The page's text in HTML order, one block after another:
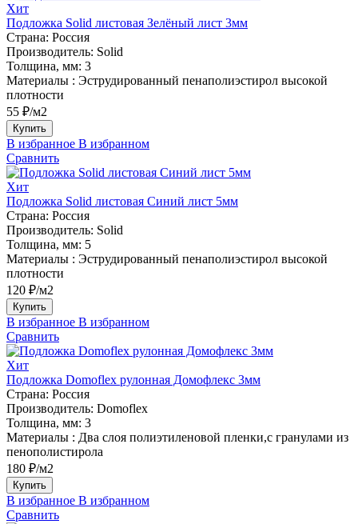
Хит
Подложка Solid листовая Зелёный лист 3мм
Страна: Россия
Производитель: Solid
Толщина, мм: 3
Материалы : Эструдированный пенаполиэстирол высокой
плотности
55 ₽/м2
Купить
В избранное В избранном
Сравнить
Хит
Подложка Solid листовая Синий лист 5мм
Страна: Россия
Производитель: Solid
Толщина, мм: 5
Материалы : Эструдированный пенаполиэстирол высокой
плотности
120 ₽/м2
Купить
В избранное В избранном
Сравнить
Хит
Подложка Domoflex рулонная Домофлекс 3мм
Страна: Россия
Производитель: Domoflex
Толщина, мм: 3
Материалы : Два слоя полиэтиленовой пленки,с гранулами из
пенополистирола
180 ₽/м2
Купить
В избранное В избранном
Сравнить